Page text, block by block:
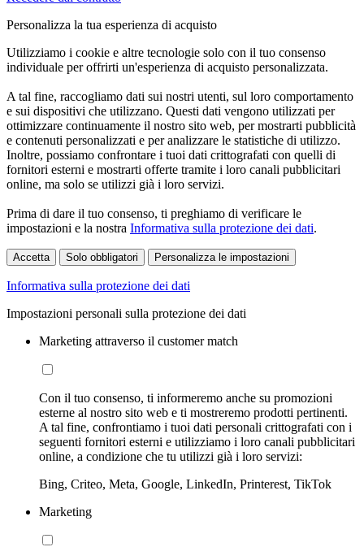
Personalizza la tua esperienza di acquisto
Utilizziamo i cookie e altre tecnologie solo con il tuo consenso
individuale per offrirti un'esperienza di acquisto personalizzata.
A tal fine, raccogliamo dati sui nostri utenti, sul loro comportamento
e sui dispositivi che utilizzano. Questi dati vengono utilizzati per
ottimizzare continuamente il nostro sito web, per mostrarti pubblicità
e contenuti personalizzati e per analizzare le statistiche di utilizzo.
Inoltre, possiamo confrontare i tuoi dati crittografati con quelli di
fornitori esterni e mostrarti offerte tramite i loro canali pubblicitari
online, ma solo se utilizzi già i loro servizi.
Prima di dare il tuo consenso, ti preghiamo di verificare le
impostazioni e la nostra Informativa sulla protezione dei dati.
Accetta Solo obbligatori Personalizza le impostazioni
Informativa sulla protezione dei dati
Impostazioni personali sulla protezione dei dati
Marketing attraverso il customer match
Con il tuo consenso, ti informeremo anche su promozioni
esterne al nostro sito web e ti mostreremo prodotti pertinenti.
A tal fine, confrontiamo i tuoi dati personali crittografati con i
seguenti fornitori esterni e utilizziamo i loro canali pubblicitari
online, a condizione che tu utilizzi già i loro servizi:
Bing, Criteo, Meta, Google, LinkedIn, Printerest, TikTok
Marketing